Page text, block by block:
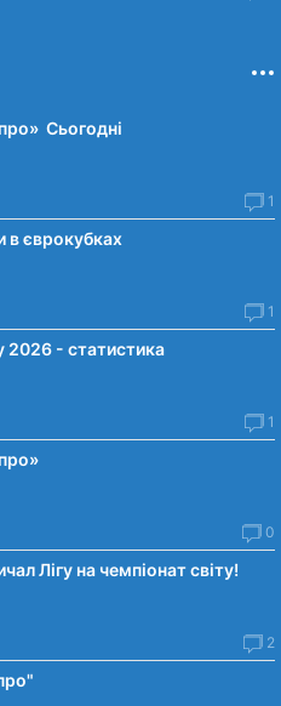
Сьогодні
1
в єврокубках
1
2026 - статистика
1
0
Лігу на чемпіонат світу!
2